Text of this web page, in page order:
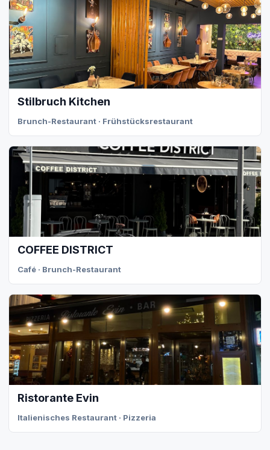
Stilbruch Kitchen
Brunch-Restaurant · Frühstücksrestaurant
COFFEE DISTRICT
Café · Brunch-Restaurant
Ristorante Evin
Italienisches Restaurant · Pizzeria